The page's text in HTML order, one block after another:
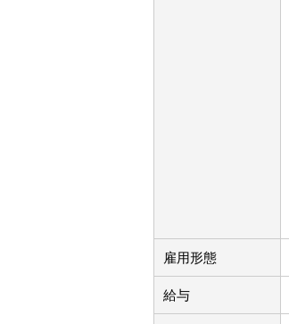
雇用形態
給与